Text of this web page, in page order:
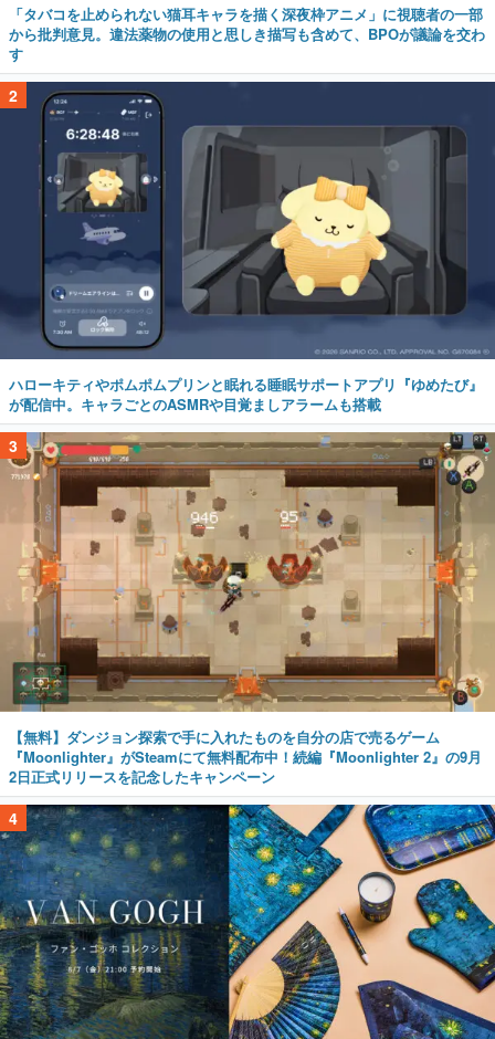
「タバコを止められない猫耳キャラを描く深夜枠アニメ」に視聴者の一部
から批判意見。違法薬物の使用と思しき描写も含めて、BPOが議論を交わ
す
2
ハローキティやポムポムプリンと眠れる睡眠サポートアプリ『ゆめたび』
が配信中。キャラごとのASMRや目覚ましアラームも搭載
3
【無料】ダンジョン探索で手に入れたものを自分の店で売るゲーム
『Moonlighter』がSteamにて無料配布中！続編『Moonlighter 2』の9月
2日正式リリースを記念したキャンペーン
4